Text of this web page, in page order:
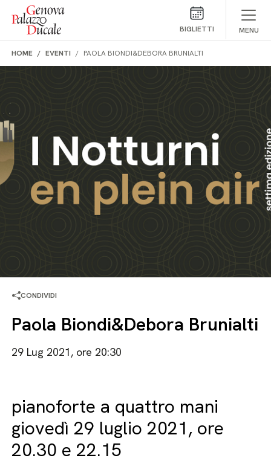
Salta al contenuto
BIGLIETTI MENU
HOME EVENTI PAOLA BIONDI&DEBORA BRUNIALTI
CONDIVIDI
Paola Biondi&Debora Brunialti
29 Lug 2021, ore 20:30
pianoforte a quattro mani
giovedì 29 luglio 2021, ore
20.30 e 22.15